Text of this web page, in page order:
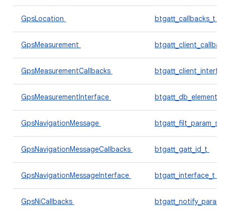
GpsLocation btgatt_callbacks_t
GpsMeasurement
GpsMeasurementCallbacks
GpsMeasurementInterface btgatt_db_element_t
GpsNavigationMessage
GpsNavigationMessageCallbacks btgatt_gatt_id_t
GpsNavigationMessageInterface btgatt_interface_t
GpsNiCallbacks